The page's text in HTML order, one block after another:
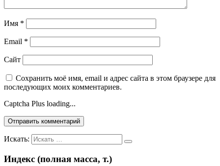
Имя *
Email *
Сайт
Сохранить моё имя, email и адрес сайта в этом браузере для
последующих моих комментариев.
Captcha Plus loading...
Искать:
Индекс (полная масса, т.)